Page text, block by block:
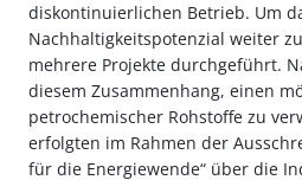
diskontinuierlichen Betrieb. Um
Nachhaltigkeitspotenzial weiter
mehrere Projekte durchgeführt.
diesem Zusammenhang, einen
petrochemischer Rohstoffe zu
erfolgten im Rahmen der
für die Energiewende“ über die